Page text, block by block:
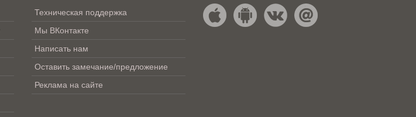
Техническая поддержка
Мы ВКонтакте
Написать нам
Оставить замечание/предложение
Реклама на сайте